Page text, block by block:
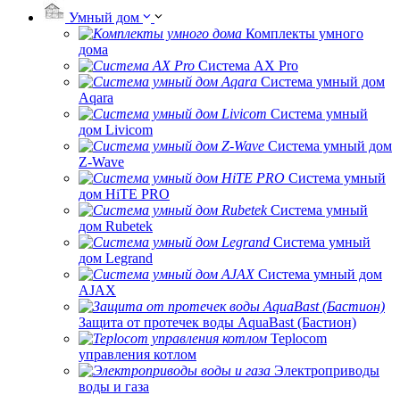
Умный дом
Комплекты умного
дома
Система AX Pro
Система умный дом
Aqara
Система умный
дом Livicom
Система умный дом
Z-Wave
Система умный
дом HiTE PRO
Система умный
дом Rubetek
Система умный
дом Legrand
Система умный дом
AJAX
Защита от протечек воды AquaBast (Бастион)
Teplocom
управления котлом
Электроприводы
воды и газа